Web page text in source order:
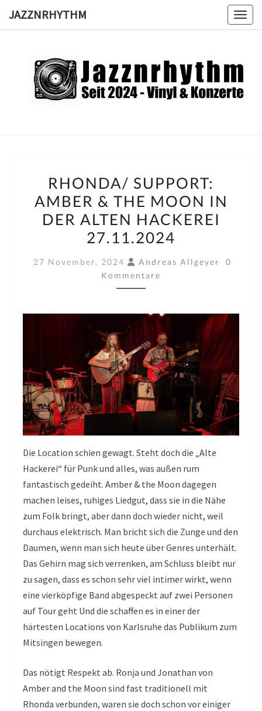
JAZZNRHYTHM
Seit
2024 –
SUPPORT:
AMBER
THE
IN
DER
HACKEREI
27.11.2024
RHONDA/ SUPPORT:
AMBER & THE MOON IN
DER ALTEN HACKEREI
27.11.2024
27 November, 2024 Andreas Allgeyer
0
Kommentare
Die Location schien gewagt. Steht doch die „Alte
Hackerei“ für Punk und alles, was außen rum
fantastisch gedeiht. Amber & the Moon dagegen
machen leises, ruhiges Liedgut, dass sie in die Nähe
zum Folk bringt, aber dann doch wieder nicht, weil
durchaus elektrisch. Man bricht sich die Zunge und den
Daumen, wenn man sich heute über Genres unterhält.
Das Gehirn mag sich verrenken, am Schluss bleibt nur
zu sagen, dass es schon sehr viel intimer wirkt, wenn
eine vierköpfige Band abgespeckt auf zwei Personen
auf Tour geht Und die schaffen es in einer der
härtesten Locations von Karlsruhe das Publikum zum
Mitsingen bewegen.
Das nötigt Respekt ab. Ronja und Jonathan von
Amber and the Moon sind fast traditionell mit
Rhonda verbunden, waren sie doch schon vor einiger